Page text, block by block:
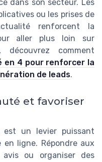
dans son secteur. Les
ou les prises de
renforcent la
aller plus loin sur
découvrez comment
en 4 pour renforcer la
de leads.
et favoriser
est un levier puissant
ligne. Répondre aux
avis ou organiser des